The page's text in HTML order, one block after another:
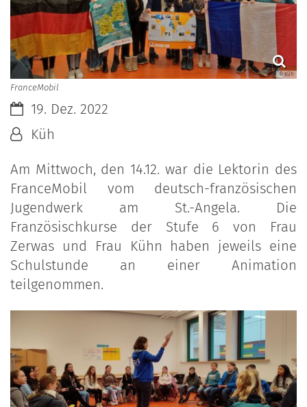
© Küh
FranceMobil
Datum:19. Dez. 2022
Von:Küh
Am Mittwoch, den 14.12. war die Lektorin des
FranceMobil vom deutsch-französischen
Jugendwerk am St.-Angela. Die
Französischkurse der Stufe 6 von Frau
Zerwas und Frau Kühn haben jeweils eine
Schulstunde an einer Animation
teilgenommen.